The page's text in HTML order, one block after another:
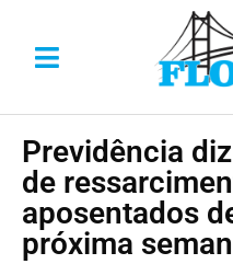
Previdência
de
aposentados
próxima